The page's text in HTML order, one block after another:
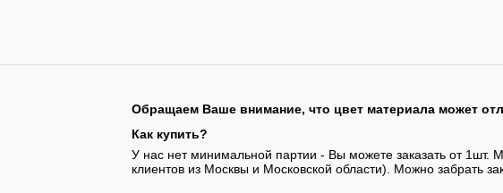
Обращаем Ваше внимание, что цвет материала может
Как купить?
У нас нет минимальной партии - Вы можете заказать от 1шт.
клиентов из Москвы и Московской области). Можно забрать